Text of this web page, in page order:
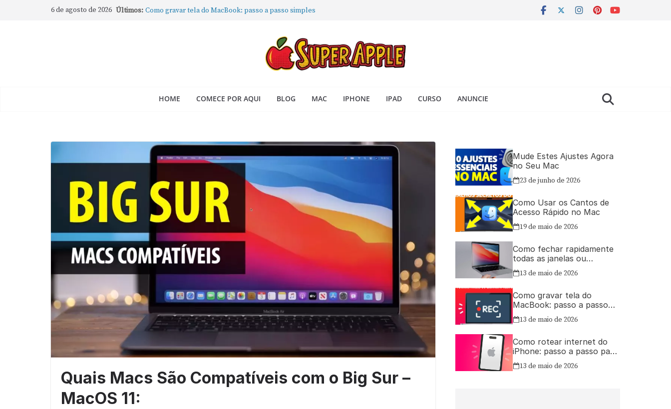
6 de agosto de 2026 Últimos: Como gravar tela do MacBook: passo a passo simples
Como Usar os Cantos de Acesso Rápido no Mac
Como fechar rapidamente todas as janelas ou aplicativos
HOME COMECE POR AQUI BLOG MAC IPHONE IPAD CURSO ANUNCIE
Quais Macs São Compatíveis com o Big Sur –
MacOS 11:
Mude Estes Ajustes Agora
no Seu Mac
23 de junho de 2026
Como Usar os Cantos de
Acesso Rápido no Mac
19 de maio de 2026
Como fechar rapidamente
todas as janelas ou
aplicativos abertos no Mac
13 de maio de 2026
Como gravar tela do
MacBook: passo a passo
simples
13 de maio de 2026
Como rotear internet do
iPhone: passo a passo para
compartilhar a conexão
13 de maio de 2026